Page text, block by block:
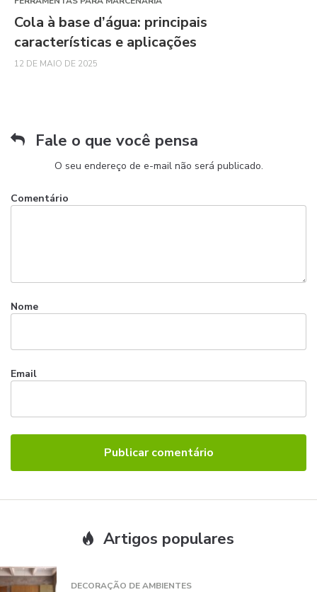
Cola à base d’água: principais
características e aplicações
12 DE MAIO DE 2025
Fale o que você pensa
O seu endereço de e-mail não será publicado.
Nome
Email
Comentário
Artigos populares
DECORAÇÃO DE AMBIENTES